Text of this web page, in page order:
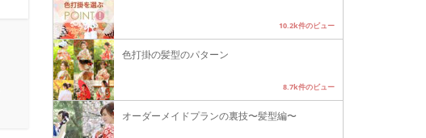
10.2k件のビュー
色打掛の髪型のパターン
8.7k件のビュー
オーダーメイドプランの裏技〜髪型編〜